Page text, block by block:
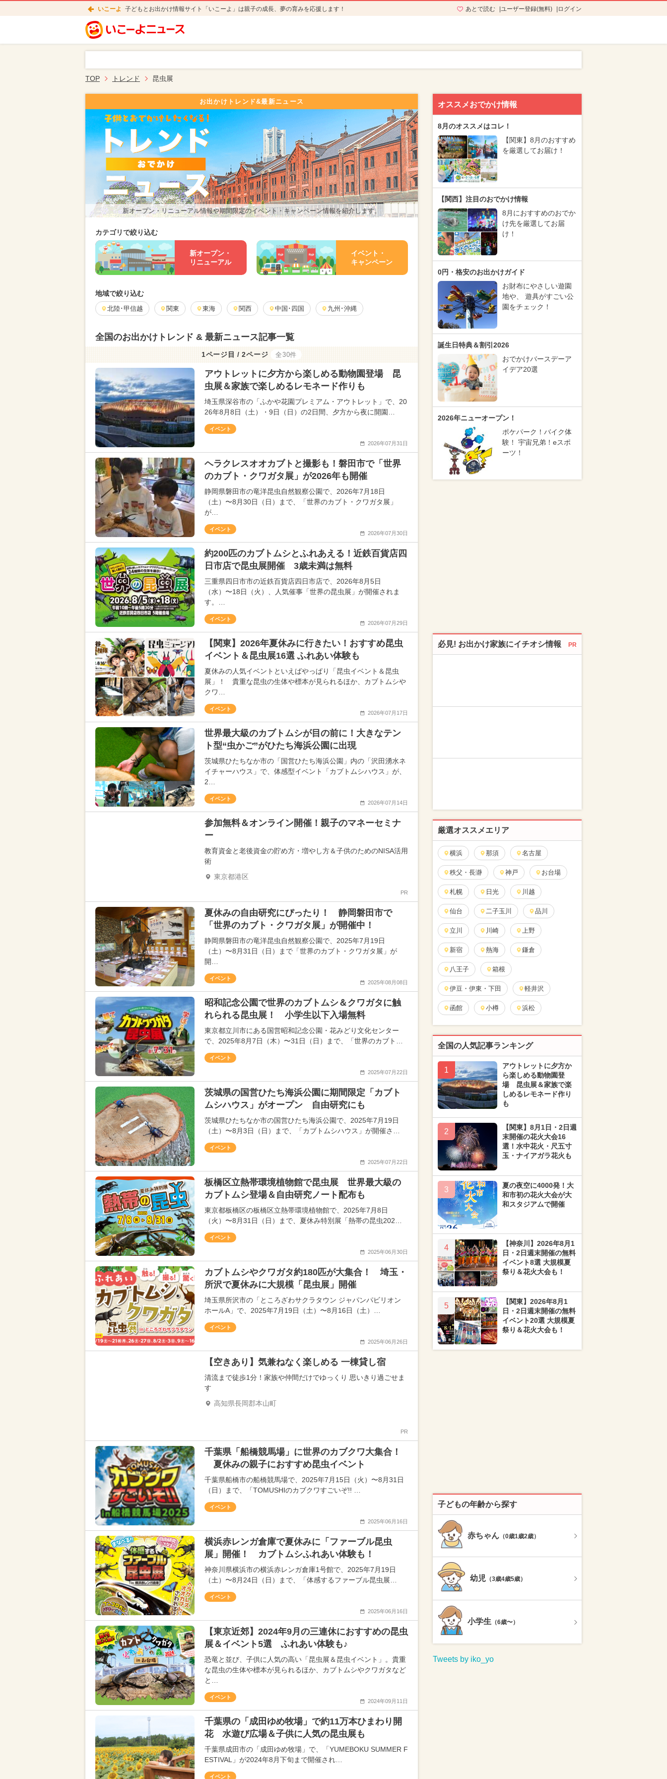
いこーよ 子どもとお出かけ情報サイト「いこーよ」は親子の成長、夢の育みを応援します！ あとで読む ユーザー登録(無料) ログイン
TOP トレンド 昆虫展
お出かけトレンド&最新ニュース
新オープン・リニューアル情報や期間限定のイベント・キャンペーン情報を紹介します。
カテゴリで絞り込む
新オープン・
リニューアル
イベント・
キャンペーン
地域で絞り込む
北陸･甲信越 関東 東海 関西 中国･四国 九州･沖縄
全国のお出かけトレンド & 最新ニュース記事一覧
1ページ目 / 2ページ 全30件
アウトレットに夕方から楽しめる動物園登場 昆
虫展＆家族で楽しめるレモネード作りも
埼玉県深谷市の「ふかや花園プレミアム・アウトレット」で、20
26年8月8日（土）・9日（日）の2日間、夕方から夜に開園…
イベント
2026年07月31日
ヘラクレスオオカブトと撮影も！磐田市で「世界
のカブト・クワガタ展」が2026年も開催
静岡県磐田市の竜洋昆虫自然観察公園で、2026年7月18日
（土）〜8月30日（日）まで、「世界のカブト・クワガタ展」
が…
イベント
2026年07月30日
約200匹のカブトムシとふれあえる！近鉄百貨店四
日市店で昆虫展開催 3歳未満は無料
三重県四日市市の近鉄百貨店四日市店で、2026年8月5日
（水）〜18日（火）、人気催事「世界の昆虫展」が開催されま
す。…
イベント
2026年07月29日
【関東】2026年夏休みに行きたい！おすすめ昆虫
イベント＆昆虫展16選 ふれあい体験も
夏休みの人気イベントといえばやっぱり「昆虫イベント＆昆虫
展」！ 貴重な昆虫の生体や標本が見られるほか、カブトムシや
クワ…
イベント
2026年07月17日
世界最大級のカブトムシが目の前に！大きなテン
ト型“虫かご”がひたち海浜公園に出現
茨城県ひたちなか市の「国営ひたち海浜公園」内の「沢田湧水ネ
イチャーハウス」で、体感型イベント「カブトムシハウス」が、
2…
イベント
2026年07月14日
参加無料＆オンライン開催！親子のマネーセミナ
ー
教育資金と老後資金の貯め方・増やし方＆子供のためのNISA活用
術
東京都港区
PR
夏休みの自由研究にぴったり！ 静岡磐田市で
「世界のカブト・クワガタ展」が開催中！
静岡県磐田市の竜洋昆虫自然観察公園で、2025年7月19日
（土）〜8月31日（日）まで「世界のカブト・クワガタ展」が
開…
イベント
2025年08月08日
昭和記念公園で世界のカブトムシ＆クワガタに触
れられる昆虫展！ 小学生以下入場無料
東京都立川市にある国営昭和記念公園・花みどり文化センター
で、2025年8月7日（木）〜31日（日）まで、「世界のカブト…
イベント
2025年07月22日
茨城県の国営ひたち海浜公園に期間限定「カブト
ムシハウス」がオープン 自由研究にも
茨城県ひたちなか市の国営ひたち海浜公園で、2025年7月19日
（土）〜8月3日（日）まで、「カブトムシハウス」が開催さ…
イベント
2025年07月22日
板橋区立熱帯環境植物館で昆虫展 世界最大級の
カブトムシ登場＆自由研究ノート配布も
東京都板橋区の板橋区立熱帯環境植物館で、2025年7月8日
（火）〜8月31日（日）まで、夏休み特別展「熱帯の昆虫202…
イベント
2025年06月30日
カブトムシやクワガタ約180匹が大集合！ 埼玉・
所沢で夏休みに大規模「昆虫展」開催
埼玉県所沢市の「ところざわサクラタウン ジャパンパビリオン
ホールA」で、2025年7月19日（土）〜8月16日（土）…
イベント
2025年06月26日
【空きあり】気兼ねなく楽しめる 一棟貸し宿
清流まで徒歩1分！家族や仲間だけでゆっくり 思いきり過ごせま
す
高知県長岡郡本山町
PR
千葉県「船橋競馬場」に世界のカブクワ大集合！
夏休みの親子におすすめ昆虫イベント
千葉県船橋市の船橋競馬場で、2025年7月15日（火）〜8月31日
（日）まで、「TOMUSHIのカブクワすごいぞ!! …
イベント
2025年06月16日
横浜赤レンガ倉庫で夏休みに「ファーブル昆虫
展」開催！ カブトムシふれあい体験も！
神奈川県横浜市の横浜赤レンガ倉庫1号館で、2025年7月19日
（土）〜8月24日（日）まで、「体感するファーブル昆虫展…
イベント
2025年06月16日
【東京近郊】2024年9月の三連休におすすめの昆虫
展＆イベント5選 ふれあい体験も♪
恐竜と並び、子供に人気の高い「昆虫展＆昆虫イベント」。貴重
な昆虫の生体や標本が見られるほか、カブトムシやクワガタなど
と…
イベント
2024年09月11日
千葉県の「成田ゆめ牧場」で約11万本ひまわり開
花 水遊び広場＆子供に人気の昆虫展も
千葉県成田市の「成田ゆめ牧場」で、「YUMEBOKU SUMMER F
ESTIVAL」が2024年8月下旬まで開催され…
イベント
オススメおでかけ情報
8月のオススメはコレ！
【関東】8月のおすすめ
を厳選してお届け！
【関西】注目のおでかけ情報
8月におすすめのおでか
け先を厳選してお届
け！
0円・格安のお出かけガイド
お財布にやさしい遊園
地や、 遊具がすごい公
園をチェック！
誕生日特典＆割引2026
おでかけバースデーア
イデア20選
2026年ニューオープン！
ポケパーク！バイク体
験！ 宇宙兄弟！eスポ
ーツ！
必見! お出かけ家族にイチオシ情報 PR
厳選オススメエリア
横浜 那須 名古屋
秩父・長瀞 神戸 お台場
札幌 日光 川越
仙台 二子玉川 品川
立川 川崎 上野
新宿 熱海 鎌倉
八王子 箱根
伊豆・伊東・下田 軽井沢
函館 小樽 浜松
全国の人気記事ランキング
1
アウトレットに夕方か
ら楽しめる動物園登
場 昆虫展＆家族で楽
しめるレモネード作り
も
2
【関東】8月1日・2日週
末開催の花火大会16
選！水中花火・尺五寸
玉・ナイアガラ花火も
3
夏の夜空に4000発！大
和市初の花火大会が大
和スタジアムで開催
4
【神奈川】2026年8月1
日・2日週末開催の無料
イベント8選 大規模夏
祭り＆花火大会も！
5
【関東】2026年8月1
日・2日週末開催の無料
イベント20選 大規模夏
祭り＆花火大会も！
子どもの年齢から探す
赤ちゃん （0歳1歳2歳）
幼児 （3歳4歳5歳）
小学生 （6歳〜）
Tweets by iko_yo